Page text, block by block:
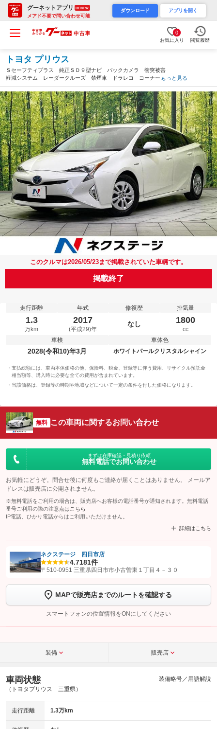
グーネットアプリ RENEW
メアド不要で問い合わせ可能
ダウンロード アプリを開く
0
お気に入り 閲覧履歴
トヨタ プリウス
Ｓセーフティプラス 純正ＳＤ９型ナビ バックカメラ 衝突被害
軽減システム レーダークルーズ 禁煙車 ドラレコ コーナーセ
ンサー スマートキー ＬＥＤヘッド ビルトインＥＴＣ 純正１
５インチアルミ オートハイビーム（三重県）
もっと見る
このクルマは2026/05/23まで掲載されていた車輛です。
掲載終了
走行距離
1.3
万km
年式
2017
(平成29)年
修復歴
なし
排気量
1800
cc
車検
2028(令和10)年3月
車体色
ホワイトパールクリスタルシャイン
支払総額には、車両本体価格の他、保険料、税金、登録等に伴う費用、リサイクル預託金
相当額等、購入時に必要な全ての費用が含まれています。
当該価格は、登録等の時期や地域などについて一定の条件を付した価格になります。
無料 この車両に関するお問い合わせ
まずは在庫確認・見積り依頼
無料電話でお問い合わせ
お気軽にどうぞ。問合せ後に何度もご連絡が届くことはありません。 メールア
ドレスは販売店に公開されません。
※無料電話をご利用の場合は、販売店へお客様の電話番号が通知されます。無料電話
番号ご利用の際の注意点は こちら
IP電話、ひかり電話からはご利用いただけません。
詳細はこちら
【STEP1】認証画面でグーネットを友だち追加してから「許可する」ボタンを押
トーク画面で
ボタンをタップして問い合わせを
完了してください。
こちら
ネクステージ 四日市店
4.7181件
〒510-0951 三重県四日市市小古曽東１丁目４－３０
MAPで販売店までのルートを確認する
スマートフォンの位置情報をONにしてください
装備 販売店
車両状態
（トヨタプリウス 三重県）
装備略号／用語解説
走行距離 1.3万km